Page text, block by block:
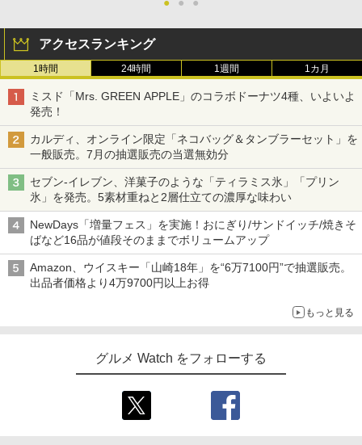
● ● ●
アクセスランキング
1時間 24時間 1週間 1カ月
ミスド「Mrs. GREEN APPLE」のコラボドーナツ4種、いよいよ
発売！
カルディ、オンライン限定「ネコバッグ＆タンブラーセット」を
一般販売。7月の抽選販売の当選無効分
セブン-イレブン、洋菓子のような「ティラミス氷」「プリン
氷」を発売。5素材重ねと2層仕立ての濃厚な味わい
NewDays「増量フェス」を実施！おにぎり/サンドイッチ/焼きそ
ばなど16品が値段そのままでボリュームアップ
Amazon、ウイスキー「山崎18年」を“6万7100円”で抽選販売。
出品者価格より4万9700円以上お得
もっと見る
グルメ Watch をフォローする